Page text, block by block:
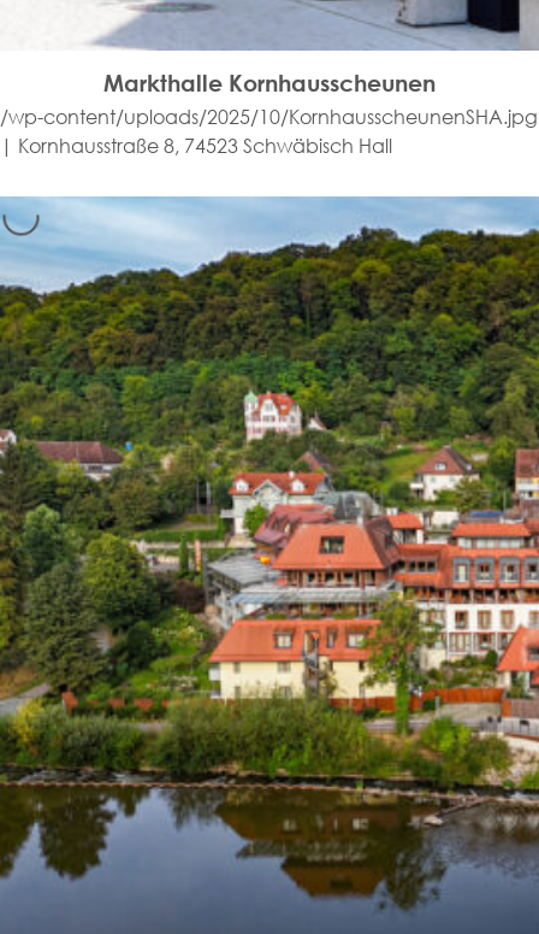
Markthalle Kornhausscheunen
/wp-content/uploads/2025/10/KornhausscheunenSHA.jpg
| Kornhausstraße 8, 74523 Schwäbisch Hall